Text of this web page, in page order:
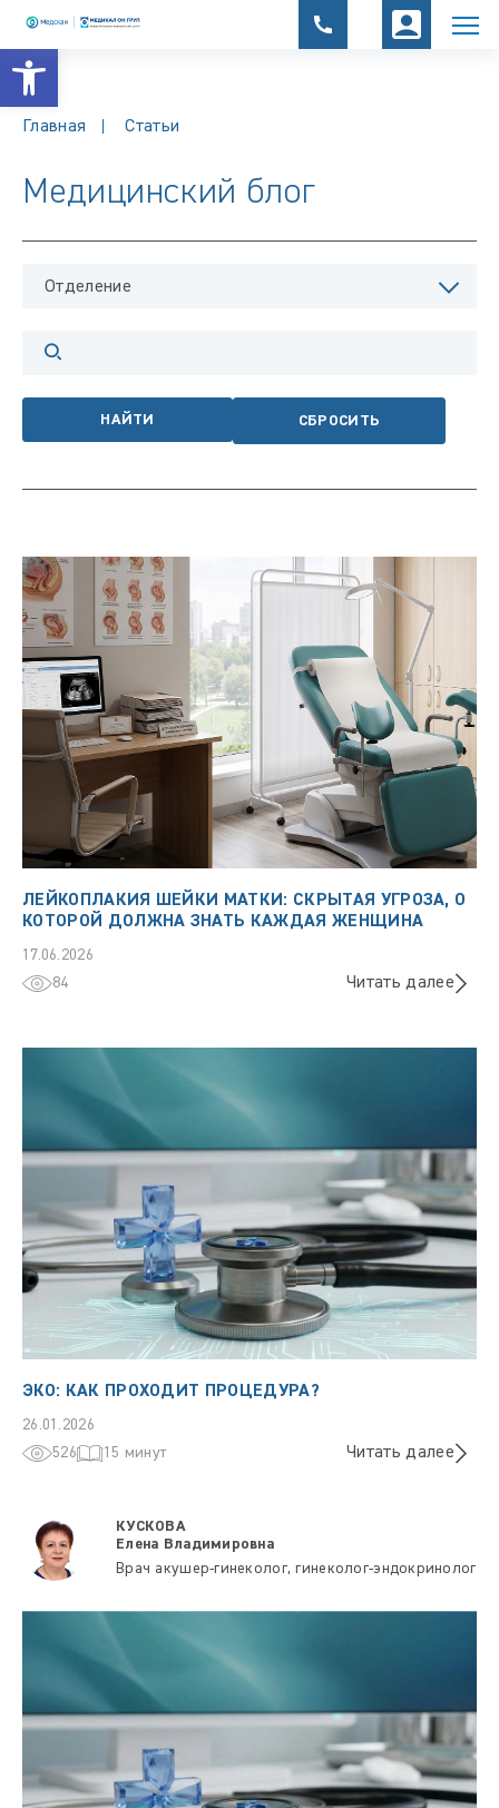
Открыть панель инструментов
Главная Статьи
Медицинский блог
Отделение
НАЙТИ СБРОСИТЬ
ЛЕЙКОПЛАКИЯ ШЕЙКИ МАТКИ: СКРЫТАЯ УГРОЗА, О
КОТОРОЙ ДОЛЖНА ЗНАТЬ КАЖДАЯ ЖЕНЩИНА
17.06.2026
84
Читать далее
ЭКО: КАК ПРОХОДИТ ПРОЦЕДУРА?
26.01.2026
526
15 минут Читать далее
КУСКОВА
Елена Владимировна
Врач акушер-гинеколог, гинеколог-эндокринолог